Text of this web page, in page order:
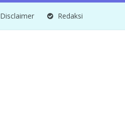
Disclaimer Redaksi